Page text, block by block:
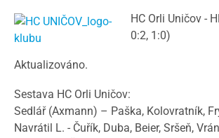
HC Orli Uničov -
0:2, 1:0)
Aktualizováno.
Sestava HC Orli Uničov:
Sedlář (Axmann) – Paška, Kolovratník,
Navrátil L. - Čuřík, Duba, Beier, Sršeň,